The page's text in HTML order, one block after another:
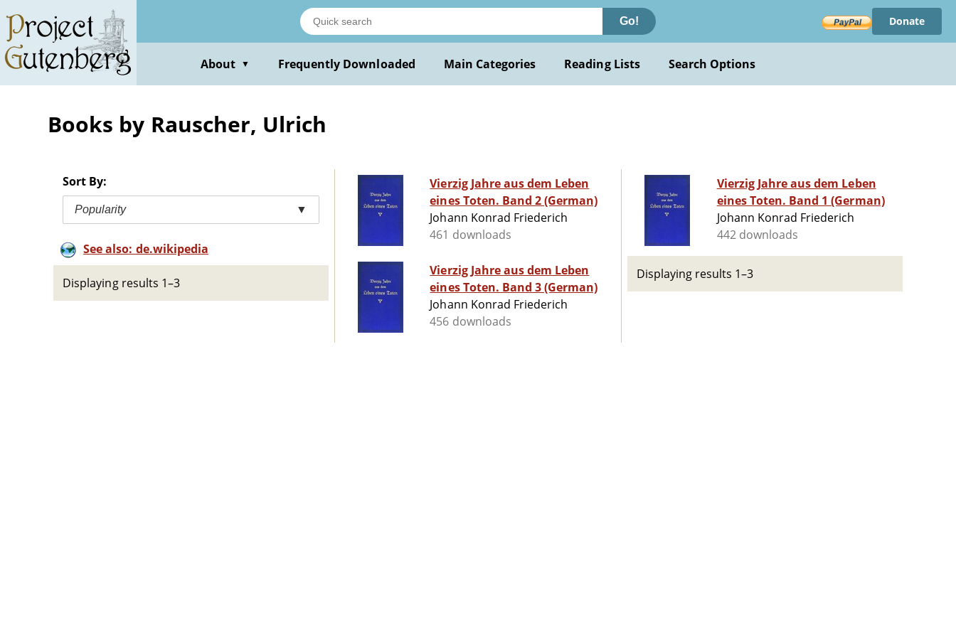
main
content
Go! Donate
About ▼ Frequently Downloaded Main Categories Reading Lists Search Options
Books by Rauscher, Ulrich
Sort By:
Popularity ▼
See also: de.wikipedia
Displaying results 1–3
Vierzig Jahre aus dem Leben
eines Toten. Band 2 (German)
Johann Konrad Friederich
461 downloads
Vierzig Jahre aus dem Leben
eines Toten. Band 3 (German)
Johann Konrad Friederich
456 downloads
Vierzig Jahre aus dem Leben
eines Toten. Band 1 (German)
Johann Konrad Friederich
442 downloads
Displaying results 1–3